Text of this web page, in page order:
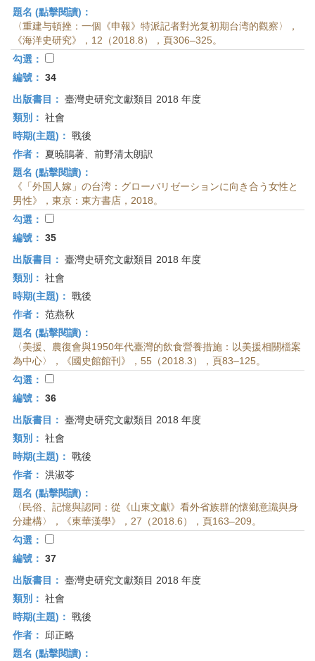
題名 (點擊閱讀)：
〈重建与頓挫：一個《申報》特派記者對光复初期台湾的觀察〉，
《海洋史研究》，12（2018.8），頁306–325。
勾選：
編號： 34
出版書目： 臺灣史研究文獻類目 2018 年度
類別： 社會
時期(主題)： 戰後
作者：
夏暁鵑著、前野清太朗訳
題名 (點擊閱讀)：
《「外国人嫁」の台湾：グローバリゼーションに向き合う女性と
男性》，東京：東方書店，2018。
勾選：
編號： 35
出版書目： 臺灣史研究文獻類目 2018 年度
類別： 社會
時期(主題)： 戰後
作者： 范燕秋
題名 (點擊閱讀)：
〈美援、農復會與1950年代臺灣的飲食營養措施：以美援相關檔案
為中心〉，《國史館館刊》，55（2018.3），頁83–125。
勾選：
編號： 36
出版書目： 臺灣史研究文獻類目 2018 年度
類別： 社會
時期(主題)： 戰後
作者： 洪淑苓
題名 (點擊閱讀)：
〈民俗、記憶與認同：從《山東文獻》看外省族群的懷鄉意識與身
分建構〉，《東華漢學》，27（2018.6），頁163–209。
勾選：
編號： 37
出版書目： 臺灣史研究文獻類目 2018 年度
類別： 社會
時期(主題)： 戰後
作者：
邱正略
題名 (點擊閱讀)：